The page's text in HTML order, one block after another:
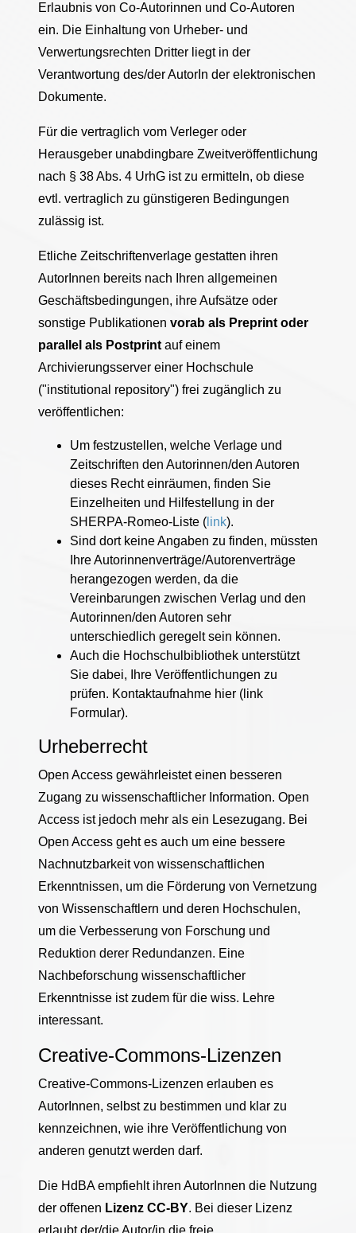
Erlaubnis von Co-Autorinnen und Co-Autoren
ein. Die Einhaltung von Urheber- und
Verwertungsrechten Dritter liegt in der
Verantwortung des/der AutorIn der elektronischen
Dokumente.
Für die vertraglich vom Verleger oder
Herausgeber unabdingbare Zweitveröffentlichung
nach § 38 Abs. 4 UrhG ist zu ermitteln, ob diese
evtl. vertraglich zu günstigeren Bedingungen
zulässig ist.
Etliche Zeitschriftenverlage gestatten ihren
AutorInnen bereits nach Ihren allgemeinen
Geschäftsbedingungen, ihre Aufsätze oder
sonstige Publikationen vorab als Preprint oder
parallel als Postprint auf einem
Archivierungsserver einer Hochschule
("institutional repository") frei zugänglich zu
veröffentlichen:
Um festzustellen, welche Verlage und
Zeitschriften den Autorinnen/den Autoren
dieses Recht einräumen, finden Sie
Einzelheiten und Hilfestellung in der
SHERPA-Romeo-Liste ( link).
Sind dort keine Angaben zu finden, müssten
Ihre Autorinnenverträge/Autorenverträge
herangezogen werden, da die
Vereinbarungen zwischen Verlag und den
Autorinnen/den Autoren sehr
unterschiedlich geregelt sein können.
Auch die Hochschulbibliothek unterstützt
Sie dabei, Ihre Veröffentlichungen zu
prüfen. Kontaktaufnahme hier (link
Formular).
Urheberrecht
Open Access gewährleistet einen besseren
Zugang zu wissenschaftlicher Information. Open
Access ist jedoch mehr als ein Lesezugang. Bei
Open Access geht es auch um eine bessere
Nachnutzbarkeit von wissenschaftlichen
Erkenntnissen, um die Förderung von Vernetzung
von Wissenschaftlern und deren Hochschulen,
um die Verbesserung von Forschung und
Reduktion derer Redundanzen. Eine
Nachbeforschung wissenschaftlicher
Erkenntnisse ist zudem für die wiss. Lehre
interessant.
Creative-Commons-Lizenzen
Creative-Commons-Lizenzen erlauben es
AutorInnen, selbst zu bestimmen und klar zu
kennzeichnen, wie ihre Veröffentlichung von
anderen genutzt werden darf.
Die HdBA empfiehlt ihren AutorInnen die Nutzung
der offenen Lizenz CC-BY. Bei dieser Lizenz
erlaubt der/die Autor/in die freie